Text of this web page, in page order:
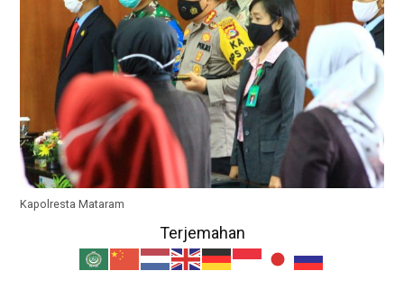
Kapolresta Mataram
Terjemahan